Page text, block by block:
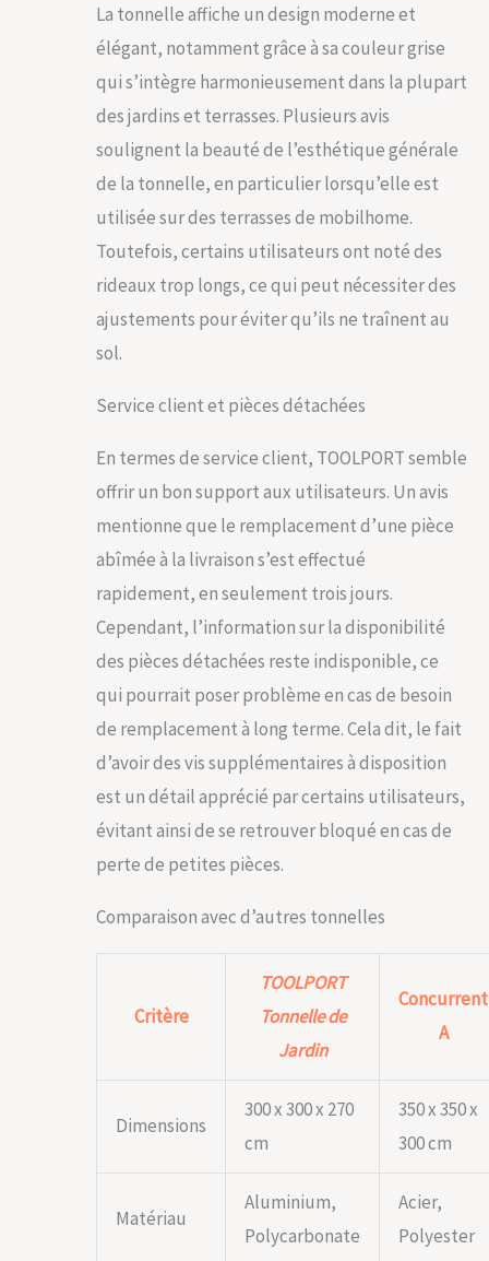
La tonnelle affiche un design moderne et
élégant, notamment grâce à sa couleur grise
qui s’intègre harmonieusement dans la plupart
des jardins et terrasses. Plusieurs avis
soulignent la beauté de l’esthétique générale
de la tonnelle, en particulier lorsqu’elle est
utilisée sur des terrasses de mobilhome.
Toutefois, certains utilisateurs ont noté des
rideaux trop longs, ce qui peut nécessiter des
ajustements pour éviter qu’ils ne traînent au
sol.
Service client et pièces détachées
En termes de service client, TOOLPORT semble
offrir un bon support aux utilisateurs. Un avis
mentionne que le remplacement d’une pièce
abîmée à la livraison s’est effectué
rapidement, en seulement trois jours.
Cependant, l’information sur la disponibilité
des pièces détachées reste indisponible, ce
qui pourrait poser problème en cas de besoin
de remplacement à long terme. Cela dit, le fait
d’avoir des vis supplémentaires à disposition
est un détail apprécié par certains utilisateurs,
évitant ainsi de se retrouver bloqué en cas de
perte de petites pièces.
Comparaison avec d’autres tonnelles
Critère
TOOLPORT
Tonnelle de
Jardin
Concurrent
A
Dimensions
300 x 300 x 270
cm
350 x 350 x
300 cm
Matériau
Aluminium,
Polycarbonate
Acier,
Polyester